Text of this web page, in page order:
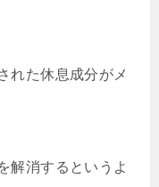
れた休息成分がメ
解消するというよ